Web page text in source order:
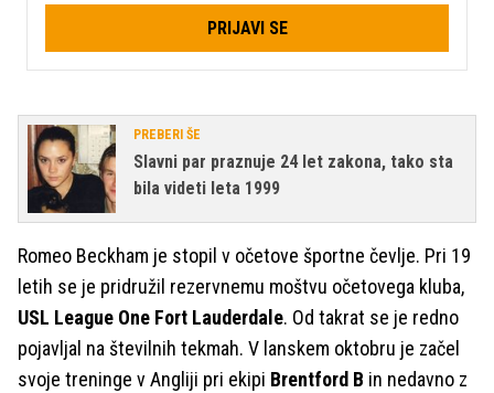
PRIJAVI SE
PREBERI ŠE
Slavni par praznuje 24 let zakona, tako sta
bila videti leta 1999
Romeo Beckham je stopil v očetove športne čevlje. Pri 19
letih se je pridružil rezervnemu moštvu očetovega kluba,
USL League One Fort Lauderdale. Od takrat se je redno
pojavljal na številnih tekmah. V lanskem oktobru je začel
svoje treninge v Angliji pri ekipi Brentford B in nedavno z